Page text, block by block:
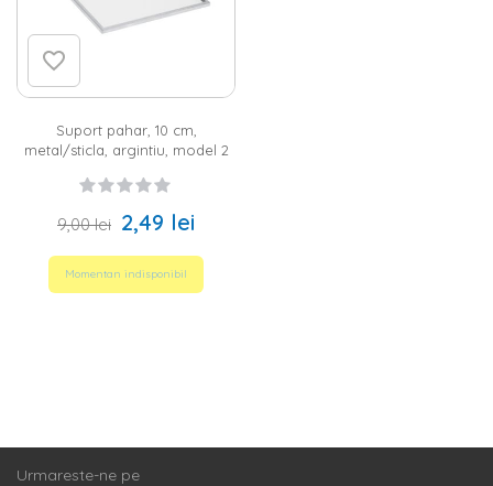
Homelux ai la dispozitie nenumarate optiuni din care poti
alege, incepand de la obiectele practice in care poti aseza
alimentele pana la simplele decoratiuni, care vor crea un
spatiu mai placut si mai relaxant atunci cand mananci.
Accesoriile te vor transforma intr-o gazda perfecta, atenta la
orice fel de amanunt, si vor fi admirate si apreciate de catre
toti invitatii, chiar si atunci cand ei sunt prietenii tai cei mai
apropiati.
Accesorii pentru masa potrivite oricarui stil de
amenajare
potrivite pentru masa, orienteaza-te atunci cand le alegi in
functie de
predominant din
Suport pahar, 10 cm,
metal/sticla, argintiu, model 2
9,00 lei 2,49 lei
Momentan indisponibil
Urmareste-ne pe